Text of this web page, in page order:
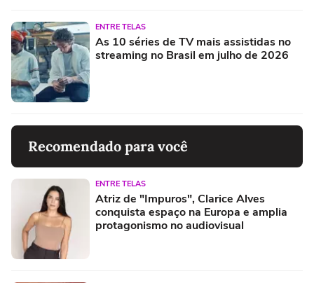
ENTRE TELAS
As 10 séries de TV mais assistidas no
streaming no Brasil em julho de 2026
Recomendado para você
ENTRE TELAS
Atriz de "Impuros", Clarice Alves
conquista espaço na Europa e amplia
protagonismo no audiovisual